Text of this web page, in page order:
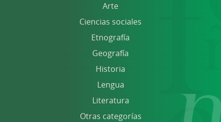
Arte
Ciencias sociales
Etnografía
Geografía
Historia
Lengua
Literatura
Otras categorías